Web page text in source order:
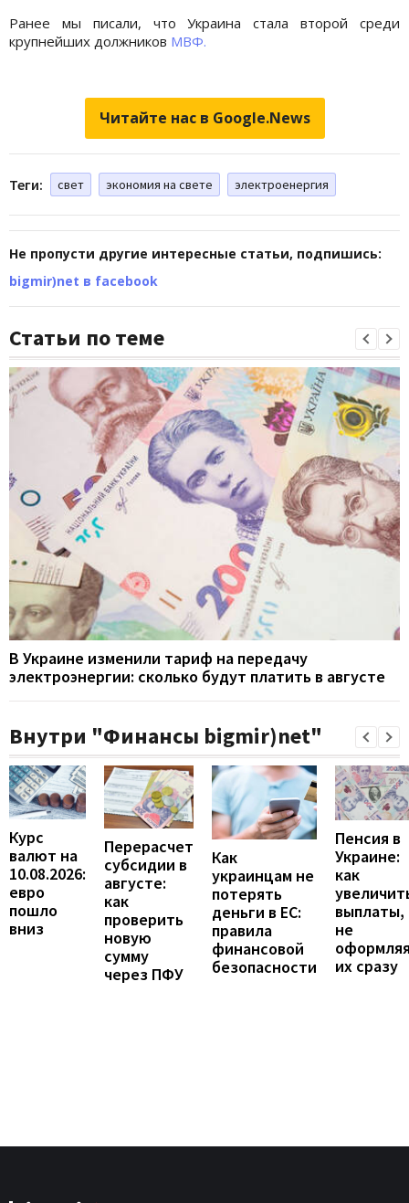
Ранее мы писали, что Украина стала второй среди
крупнейших должников МВФ.
Читайте нас в Google.News
Теги: свет экономия на свете электроенергия
Не пропусти другие интересные статьи, подпишись:
bigmir)net в facebook
Статьи по теме
В Украине изменили тариф на передачу
электроэнергии: сколько будут платить в августе
Внутри "Финансы bigmir)net"
Курс
валют на
10.08.2026:
евро
пошло
вниз
Перерасчет
субсидии в
августе:
как
проверить
новую
сумму
через ПФУ
Как
украинцам не
потерять
деньги в ЕС:
правила
финансовой
безопасности
Пенсия в
Украине:
как
выплаты,
не
их сразу